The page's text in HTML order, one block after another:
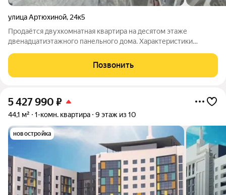
улица Артюхиной, 24к5
Продаётся двухкомнатная квартира на десятом этаже
двенадцатиэтажного панельного дома. Характеристики
кухня 8,3 кв.м.. Отличная современная планировка: комнаты на
разные стороны,
Позвонить
5 427 990 ₽
44,1 м² 1-комн. квартира 9 этаж из 10
новостройка